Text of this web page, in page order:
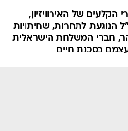
של האירוויזיון,
הנוגעת לתחרות, שחיתויות
חברי המשלחת הישראלית
עצמם בסכנת חיים